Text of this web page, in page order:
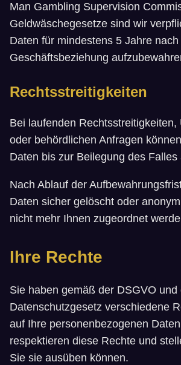
Man Gambling Supervision
Geldwäschegesetze sind wir
Daten für mindestens 5 Jahre
Geschäftsbeziehung
Rechtsstreitigkeiten
Bei laufenden Rechtsstreitigkeiten,
oder behördlichen Anfragen
Daten bis zur Beilegung des Falles
Nach Ablauf der
Daten sicher gelöscht oder
nicht mehr Ihnen zugeordnet
Ihre Rechte
Sie haben gemäß der DSGVO
Datenschutzgesetz verschiedene
auf Ihre personenbezogenen
respektieren diese Rechte und
Sie sie ausüben können.